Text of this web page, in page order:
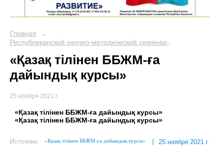
Главная →
Республиканский научно-методический семинар «Обобщение
«Қазақ тілінен ББЖМ-ға
дайындық курсы»
25 ноября 2021 г.
«Қазақ тілінен ББЖМ-ға дайындық курсы»
«Қазақ тілінен ББЖМ-ға дайындық курсы»
Источник: «Қазақ тілінен ББЖМ-ға дайындық курсы» 25 ноября 2021 г.